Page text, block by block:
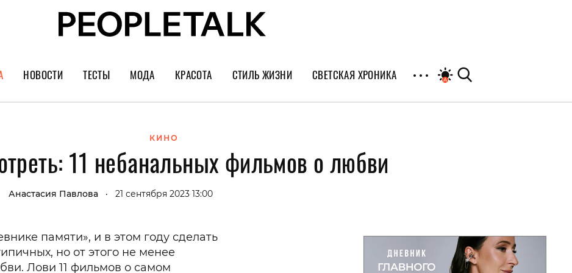
НОВОСТИ ТЕСТЫ МОДА
Тренды
Украшения и часы
КРАСОТА
Уход за лицом
Парфюм
Спорт
Пластика
СТИЛЬ ЖИЗНИ
Культура
Путешествия
СВЕТСКАЯ ХРОНИКА
КИНО
11 небанальных фильмов о любви
Анастасия Павлова • 21 сентября 2023 13:00
памяти», и в этом году сделать
но от этого не менее
Лови 11 фильмов о самом